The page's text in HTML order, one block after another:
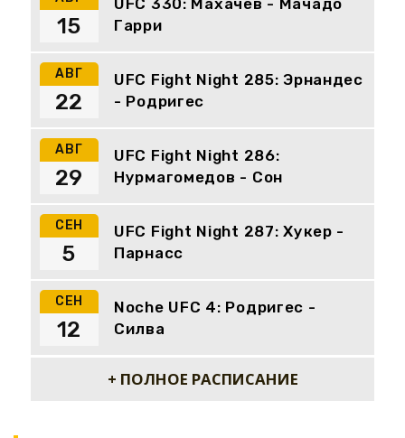
UFC 330: Махачев - Мачадо
Гарри
15
АВГ
UFC Fight Night 285: Эрнандес
- Родригес
22
АВГ
UFC Fight Night 286:
Нурмагомедов - Сон
29
СЕН
UFC Fight Night 287: Хукер -
Парнасс
5
СЕН
Noche UFC 4: Родригес -
Силва
12
+ ПОЛНОЕ РАСПИСАНИЕ